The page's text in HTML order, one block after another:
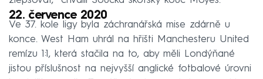
22. července 2020
Ve 37. kole ligy byla záchranářská mise zdárně u
konce. West Ham uhrál na hřišti Manchesteru United
remízu 1:1, která stačila na to, aby měli Londýňané
jistou příslušnost na nejvyšší anglické fotbalové úrovni